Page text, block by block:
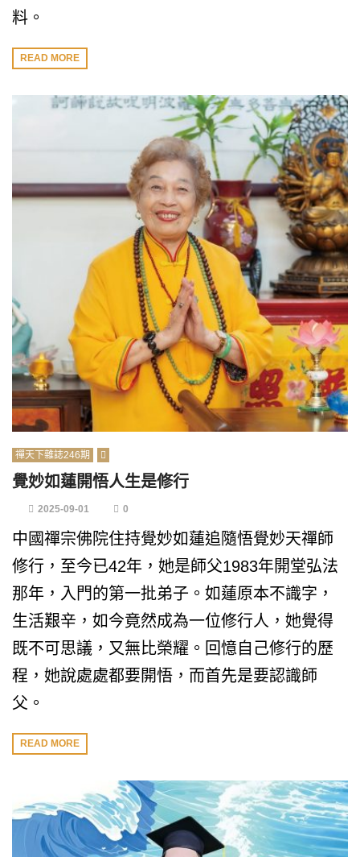
料。
READ MORE
禪天下雜誌246期
覺妙如蓮開悟人生是修行
2025-09-01 0
中國禪宗佛院住持覺妙如蓮追隨悟覺妙天禪師
修行，至今已42年，她是師父1983年開堂弘法
那年，入門的第一批弟子。如蓮原本不識字，
生活艱辛，如今竟然成為一位修行人，她覺得
既不可思議，又無比榮耀。回憶自己修行的歷
程，她說處處都要開悟，而首先是要認識師
父。
READ MORE